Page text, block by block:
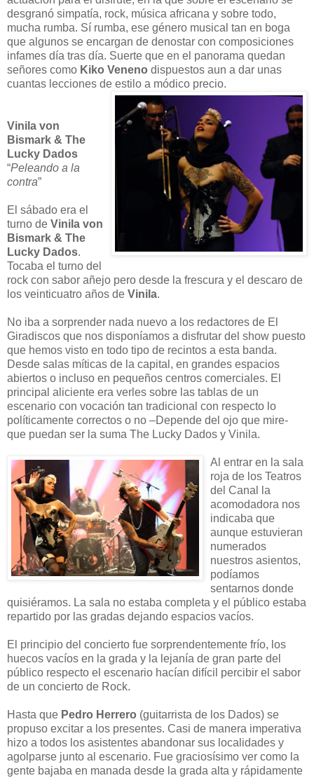
desgranó simpatía, rock, música africana y sobre todo,
mucha rumba. Sí rumba, ese género musical tan en boga
que algunos se encargan de denostar con composiciones
infames día tras día. Suerte que en el panorama quedan
señores como Kiko Veneno dispuestos aun a dar unas
cuantas lecciones de estilo a módico precio.
Vinila von
Bismark & The
Lucky Dados
“Peleando a la
contra”
El sábado era el
turno de Vinila von
Bismark & The
Lucky Dados.
Tocaba el turno del
rock con sabor añejo pero desde la frescura y el descaro de
los veinticuatro años de Vinila.
No iba a sorprender nada nuevo a los redactores de El
Giradiscos que nos disponíamos a disfrutar del show puesto
que hemos visto en todo tipo de recintos a esta banda.
Desde salas míticas de la capital, en grandes espacios
abiertos o incluso en pequeños centros comerciales. El
principal aliciente era verles sobre las tablas de un
escenario con vocación tan tradicional con respecto lo
políticamente correctos o no –Depende del ojo que mire-
que puedan ser la suma The Lucky Dados y Vinila.
Al entrar en la sala
roja de los Teatros
del Canal la
acomodadora nos
indicaba que
aunque estuvieran
numerados
nuestros asientos,
podíamos
sentarnos donde
quisiéramos. La sala no estaba completa y el público estaba
repartido por las gradas dejando espacios vacíos.
El principio del concierto fue sorprendentemente frío, los
huecos vacíos en la grada y la lejanía de gran parte del
público respecto el escenario hacían difícil percibir el sabor
de un concierto de Rock.
Hasta que Pedro Herrero (guitarrista de los Dados) se
propuso excitar a los presentes. Casi de manera imperativa
hizo a todos los asistentes abandonar sus localidades y
agolparse junto al escenario. Fue graciosísimo ver como la
gente bajaba en manada desde la grada alta y rápidamente